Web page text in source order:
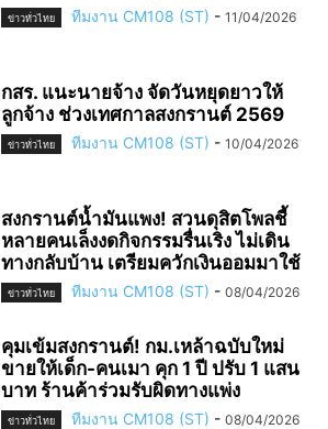
ข่าวทั่วไทย ทีมงาน CM108 (ST) - 11/04/2026
กสร. แนะนายจ้าง จัดวันหยุดยาวให้
ลูกจ้าง ช่วงเทศกาลสงกรานต์ 2569
ข่าวทั่วไทย ทีมงาน CM108 (ST) - 10/04/2026
สงกรานต์น้ำมันแพง! สวนดุสิตโพลชี้
หลายคนเล็งงดกิจกรรมรื่นเริง ไม่เดิน
ทางกลับบ้าน เตรียมควักเงินออมมาใช้
ข่าวทั่วไทย ทีมงาน CM108 (ST) - 08/04/2026
คุมเข้มสงกรานต์! กม.เหล้าฉบับใหม่
ขายให้เด็ก-คนเมา คุก 1 ปี ปรับ 1 แสน
บาท ร้านค้าร่วมรับผิดทางแพ่ง
ข่าวทั่วไทย ทีมงาน CM108 (ST) - 08/04/2026